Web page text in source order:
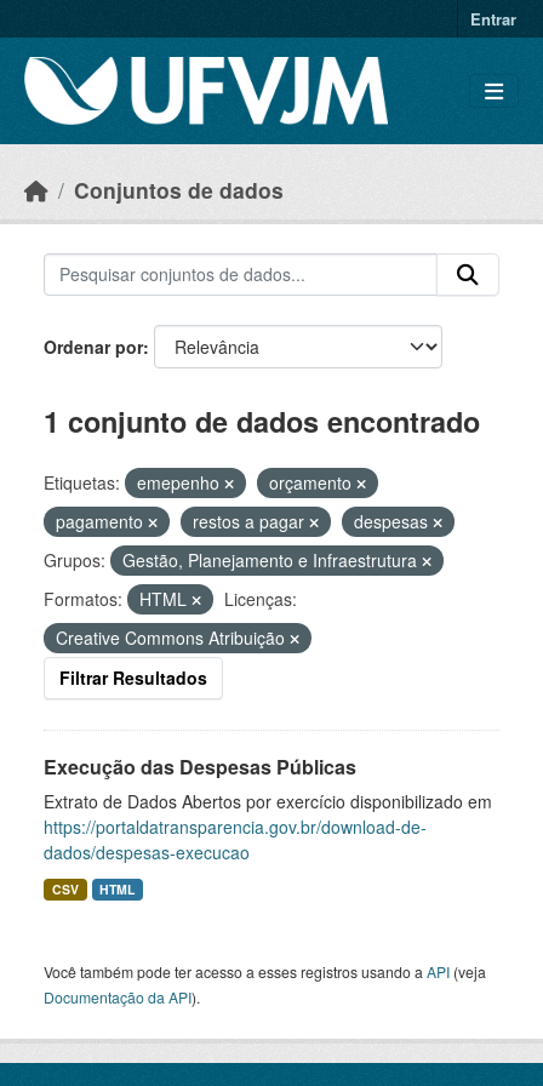
Entrar
Conjuntos de dados
Ordenar por
1 conjunto de dados encontrado
Etiquetas: emepenho
orçamento
pagamento
restos a pagar
despesas
Grupos:
Gestão, Planejamento e Infraestrutura
Formatos:
HTML
Licenças:
Creative Commons Atribuição
Filtrar Resultados
Execução das Despesas Públicas
Extrato de Dados Abertos por exercício disponibilizado em
https://portaldatransparencia.gov.br/download-de-
dados/despesas-execucao
CSV HTML
Você também pode ter acesso a esses registros usando a API (veja
Documentação da API).